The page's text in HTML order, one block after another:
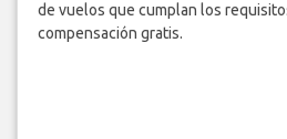
de vuelos que cumplan los
compensación gratis.